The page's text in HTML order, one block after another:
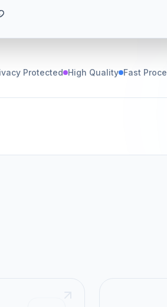
Fast
High Quality
Protected